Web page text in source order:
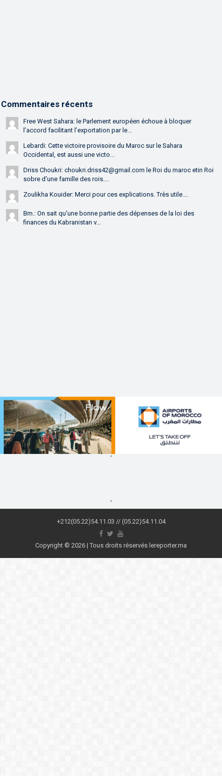
Commentaires récents
Free West Sahara: le Parlement européen échoue à bloquer
l’accord facilitant l’exportation par le...
Lebardi: Cette victoire provisoire du Maroc sur le Sahara
Occidental, est aussi une victo...
Driss Choukri: choukri.driss42@gmail.com le Roi du maroc etin Roi
sobre d'une famille des rois....
Zoulikha Kouider: Merci pour ces explications. Très utile....
Bm.: On sait qu'une bonne partie des dépenses de la loi des
finances du Kabranistan v...
,
,
+212(05.22)54.11.03 // (05.22)54.11.04
Copyright © 2026 | Tous droits réservés lereporter.ma